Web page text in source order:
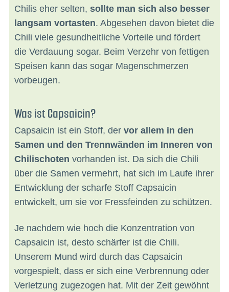
Chilis eher selten, sollte man sich also besser
langsam vortasten. Abgesehen davon bietet die
Chili viele gesundheitliche Vorteile und fördert
die Verdauung sogar. Beim Verzehr von fettigen
Speisen kann das sogar Magenschmerzen
vorbeugen.
Was ist Capsaicin?
Capsaicin ist ein Stoff, der vor allem in den
Samen und den Trennwänden im Inneren von
Chilischoten vorhanden ist. Da sich die Chili
über die Samen vermehrt, hat sich im Laufe ihrer
Entwicklung der scharfe Stoff Capsaicin
entwickelt, um sie vor Fressfeinden zu schützen.
Je nachdem wie hoch die Konzentration von
Capsaicin ist, desto schärfer ist die Chili.
Unserem Mund wird durch das Capsaicin
vorgespielt, dass er sich eine Verbrennung oder
Verletzung zugezogen hat. Mit der Zeit gewöhnt